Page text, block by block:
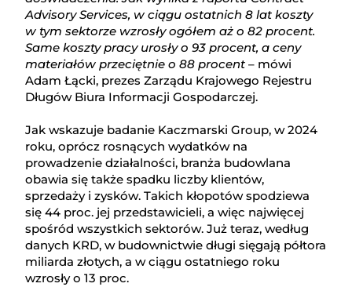
Advisory Services, w ciągu ostatnich 8 lat koszty
w tym sektorze wzrosły ogółem aż o 82 procent.
Same koszty pracy urosły o 93 procent, a ceny
materiałów przeciętnie o 88 procent – mówi
Adam Łącki, prezes Zarządu Krajowego Rejestru
Długów Biura Informacji Gospodarczej.
Jak wskazuje badanie Kaczmarski Group, w 2024
roku, oprócz rosnących wydatków na
prowadzenie działalności, branża budowlana
obawia się także spadku liczby klientów,
sprzedaży i zysków. Takich kłopotów spodziewa
się 44 proc. jej przedstawicieli, a więc najwięcej
spośród wszystkich sektorów. Już teraz, według
danych KRD, w budownictwie długi sięgają półtora
miliarda złotych, a w ciągu ostatniego roku
wzrosły o 13 proc.